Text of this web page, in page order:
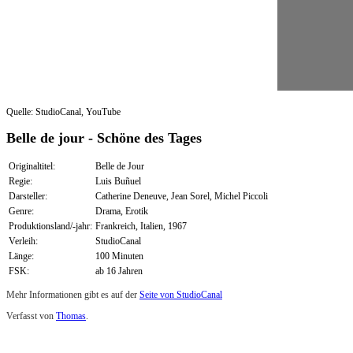
Quelle: StudioCanal, YouTube
Belle de jour - Schöne des Tages
Originaltitel:
Belle de Jour
Regie:
Luis Buñuel
Darsteller:
Catherine Deneuve, Jean Sorel, Michel Piccoli
Genre:
Drama, Erotik
Produktionsland/-jahr: Frankreich, Italien, 1967
Verleih:
StudioCanal
Länge:
100 Minuten
FSK:
ab 16 Jahren
Mehr Informationen gibt es auf der Seite von StudioCanal
Verfasst von Thomas.